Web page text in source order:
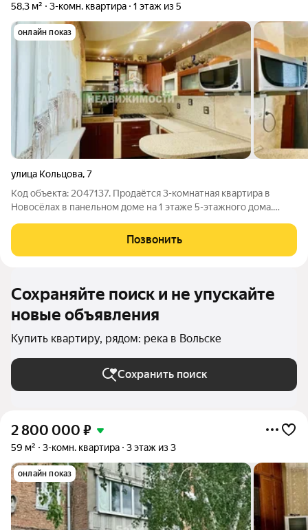
58,3 м² 3-комн. квартира 1 этаж из 5
онлайн показ
улица Кольцова,7
Код объекта: 2047137. Продаётся 3-комнатная квартира в
Новосёлах в панельном доме на 1 этаже 5-этажного дома.
дополнительных вложений. Главное преимущество
выполнена перепланировка, и она
Позвонить
Сохраняйте поиск и не упускайте
новые объявления
Купить квартиру, рядом: река в Вольске
Сохранить поиск
2 800 000 ₽
59 м² 3-комн. квартира 3 этаж из 3
онлайн показ